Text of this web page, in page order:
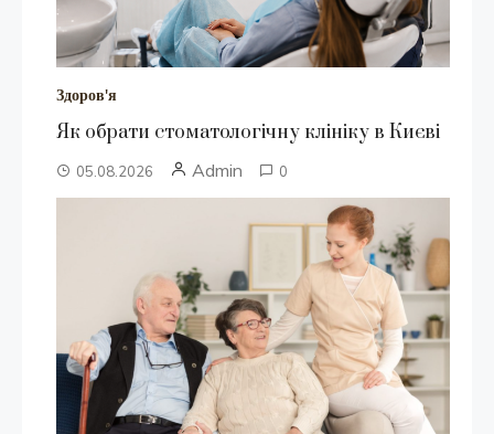
Здоров'я
Як обрати стоматологічну клініку в Києві
05.08.2026 Admin 0